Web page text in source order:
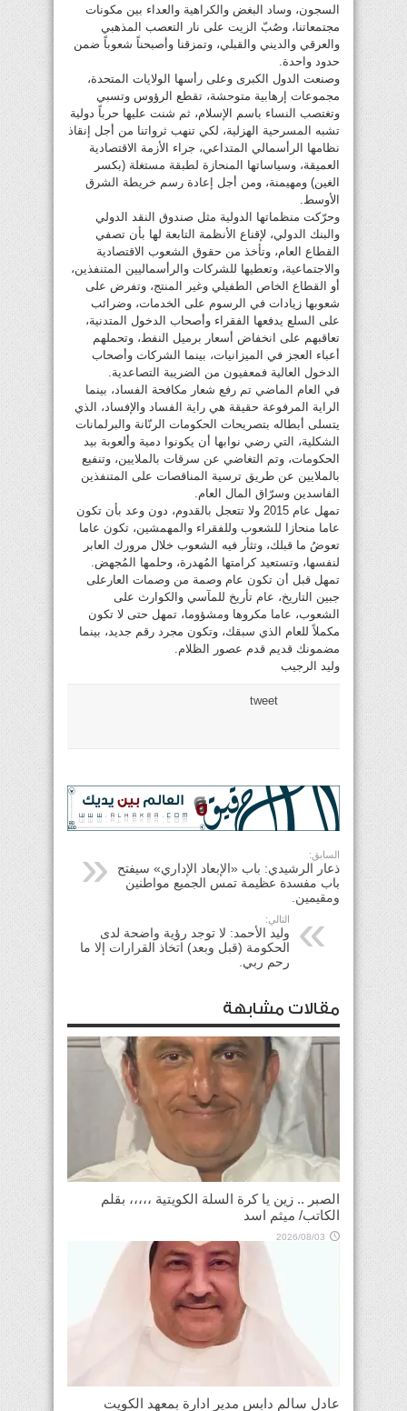
السجون، وساد البغض والكراهية والعداء بين مكونات
مجتمعاتنا، وصُبّ الزيت على نار التعصب المذهبي
والعرقي والديني والقبلي، وتمزقنا وأصبحناً شعوباً ضمن
حدود واحدة.
وصنعت الدول الكبرى وعلى رأسها الولايات المتحدة،
مجموعات إرهابية متوحشة، تقطع الرؤوس وتسبي
وتغتصب النساء باسم الإسلام، ثم شنت عليها حرباً دولية
تشبه المسرحية الهزلية، لكي تنهب ثرواتنا من أجل إنقاذ
نظامها الرأسمالي المتداعي، جراء الأزمة الاقتصادية
العميقة، وسياساتها المنحازة لطبقة مستغلة (بكسر
الغين) ومهيمنة، ومن أجل إعادة رسم خريطة الشرق
الأوسط.
وحرّكت منظماتها الدولية مثل صندوق النقد الدولي
والبنك الدولي، لإقناع الأنظمة التابعة لها بأن تصفي
القطاع العام، وتأخذ من حقوق الشعوب الاقتصادية
والاجتماعية، وتعطيها للشركات والرأسماليين المتنفذين،
أو القطاع الخاص الطفيلي وغير المنتج، وتفرض على
شعوبها زيادات في الرسوم على الخدمات، وضرائب
على السلع يدفعها الفقراء وأصحاب الدخول المتدنية،
تعاقبهم على انخفاض أسعار برميل النفط، وتحملهم
أعباء العجز في الميزانيات، بينما الشركات وأصحاب
الدخول العالية فمعفيون من الضريبة التصاعدية.
في العام الماضي تم رفع شعار مكافحة الفساد، بينما
الراية المرفوعة حقيقة هي راية الفساد والإفساد، الذي
يتسلى أبطاله بتصريحات الحكومات الرنّانة والبرلمانات
الشكلية، التي رضي نوابها أن يكونوا دمية وألعوبة بيد
الحكومات، وتم التغاضي عن سرقات بالملايين، وتنفيع
بالملايين عن طريق ترسية المناقصات على المتنفذين
الفاسدين وسرّاق المال العام.
تمهل عام 2015 ولا تتعجل بالقدوم، دون وعد بأن تكون
عاما منحازا للشعوب وللفقراء والمهمشين، تكون عاما
تعوضُ ما قبلك، وتثأر فيه الشعوب خلال مرورك العابر
لنفسها، وتستعيد كرامتها المُهدرة، وحلمها المُجهض.
تمهل قبل أن تكون عام وصمة من وصمات العارعلى
جبين التاريخ، عام تأريخ للمآسي والكوارث على
الشعوب، عاما مكروها ومشؤوما، تمهل حتى لا تكون
مكملاً للعام الذي سبقك، وتكون مجرد رقم جديد، بينما
مضمونك قديم قدم عصور الظلام.
وليد الرجيب
tweet
السابق:
ذعار الرشيدي: باب «الإبعاد الإداري» سيفتح
باب مفسدة عظيمة تمس الجميع مواطنين
ومقيمين.
التالي:
وليد الأحمد: لا توجد رؤية واضحة لدى
الحكومة (قبل وبعد) اتخاذ القرارات إلا ما
رحم ربي.
مقالات مشابهة
الصبر .. زين يا كرة السلة الكويتية ،،،،، بقلم
الكاتب/ ميثم اسد
2026/08/03
عادل سالم دابس مدير ادارة بمعهد الكويت